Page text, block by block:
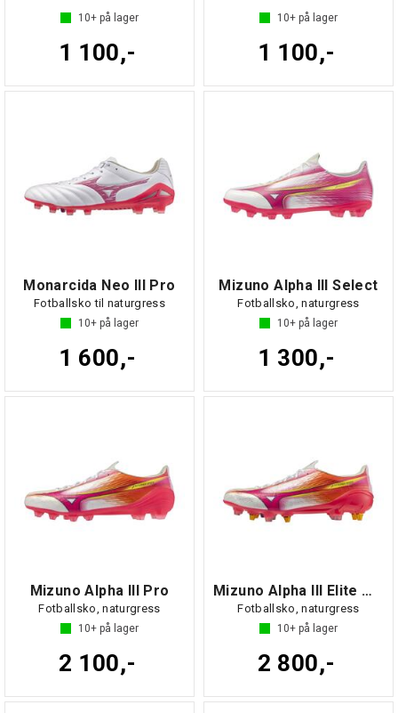
10+ på lager
1 100,-
10+ på lager
1 100,-
Monarcida Neo III Pro
Fotballsko til naturgress
10+ på lager
1 600,-
Mizuno Alpha III Select
Fotballsko, naturgress
10+ på lager
1 300,-
Mizuno Alpha III Pro
Fotballsko, naturgress
10+ på lager
2 100,-
Mizuno Alpha III Elite MIX
Fotballsko, naturgress
10+ på lager
2 800,-